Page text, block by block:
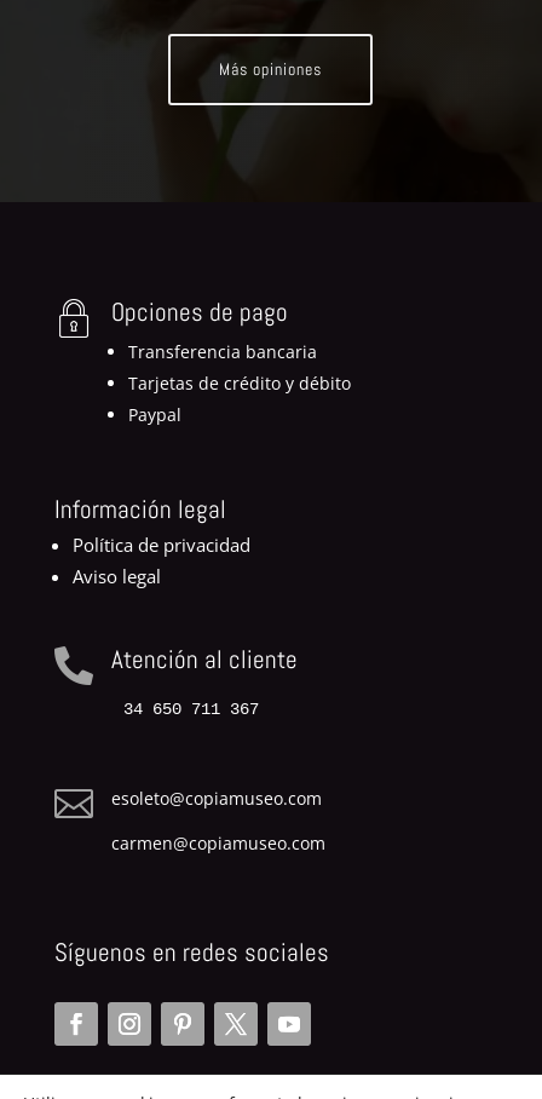
Más opiniones
Opciones de pago
Transferencia bancaria
Tarjetas de crédito y débito
Paypal
Información legal
Política de privacidad
Aviso legal
 Atención al cliente
34 650 711 367

esoleto@copiamuseo.com
carmen@copiamuseo.com
Síguenos en redes sociales